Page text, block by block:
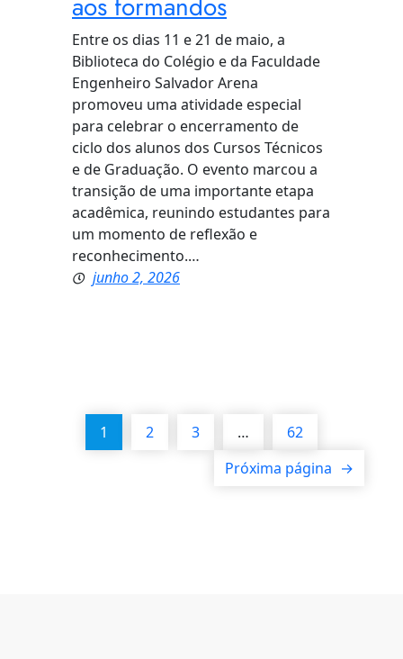
Entre os dias 11 e 21 de maio, a
Biblioteca do Colégio e da Faculdade
Engenheiro Salvador Arena
promoveu uma atividade especial
para celebrar o encerramento de
ciclo dos alunos dos Cursos Técnicos
e de Graduação. O evento marcou a
transição de uma importante etapa
acadêmica, reunindo estudantes para
um momento de reflexão e
reconhecimento.…
junho 2, 2026
1 2 3 …
62
Próxima página →